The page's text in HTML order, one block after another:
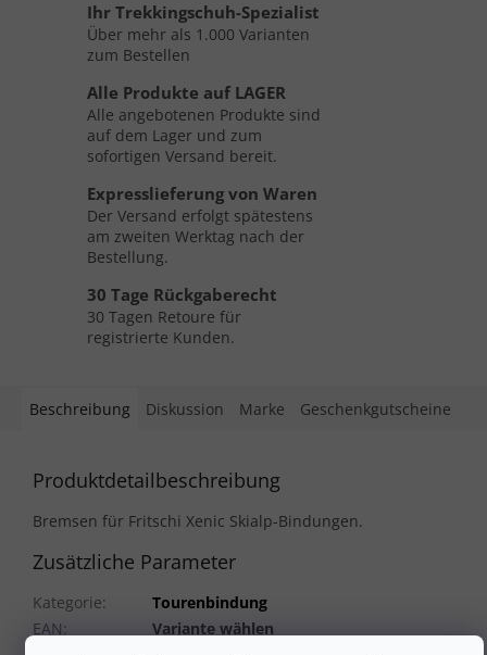
Ihr Trekkingschuh-Spezialist
Über mehr als 1.000 Varianten
zum Bestellen
Alle Produkte auf LAGER
Alle angebotenen Produkte sind
auf dem Lager und zum
sofortigen Versand bereit.
Expresslieferung von Waren
Der Versand erfolgt spätestens
am zweiten Werktag nach der
Bestellung.
30 Tage Rückgaberecht
30 Tagen Retoure für
registrierte Kunden.
Beschreibung Diskussion Marke Geschenkgutscheine
Produktdetailbeschreibung
Bremsen für Fritschi Xenic Skialp-Bindungen.
Zusätzliche Parameter
Kategorie:
Tourenbindung
EAN:
Variante wählen